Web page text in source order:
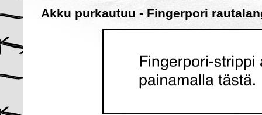
Akku purkautuu - Fingerpori